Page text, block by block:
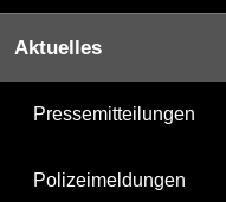
Aktuelles
Pressemitteilungen
Polizeimeldungen